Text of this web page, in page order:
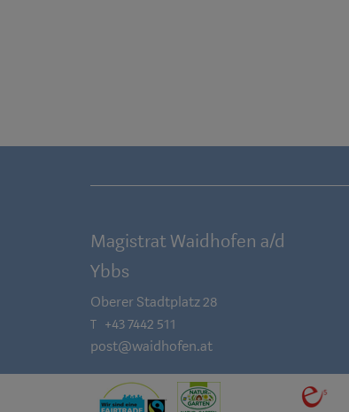
Magistrat Waidhofen a/d
Ybbs
Oberer Stadtplatz 28
T +43 7442 511
post@waidhofen.at